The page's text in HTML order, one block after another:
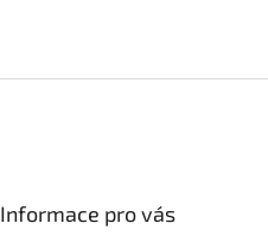
Informace pro vás